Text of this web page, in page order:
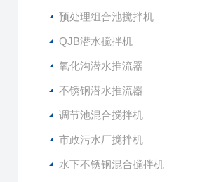
预处理组合池搅拌机
QJB潜水搅拌机
氧化沟潜水推流器
不锈钢潜水推流器
调节池混合搅拌机
市政污水厂搅拌机
水下不锈钢混合搅拌机